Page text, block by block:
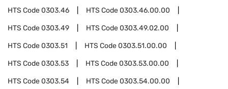
HTS Code0303.46 HTS Code0303.46.00.00
HTS Code0303.49 HTS Code0303.49.02.00
HTS Code0303.51 HTS Code0303.51.00.00
HTS Code0303.53 HTS Code0303.53.00.00
HTS Code0303.54 HTS Code0303.54.00.00